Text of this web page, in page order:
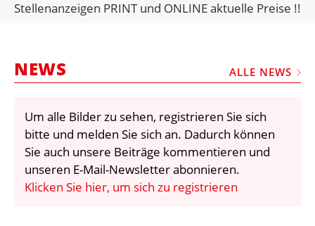
VERMIETER
VIDEOS
BIBLIOTHEK
KRAN & BÜHNE
Stellenanzeigen PRINT und ONLINE aktuelle Preise !!
NEWS ALLE NEWS
Um alle Bilder zu sehen, registrieren Sie sich
bitte und melden Sie sich an. Dadurch können
Sie auch unsere Beiträge kommentieren und
unseren E-Mail-Newsletter abonnieren.
Klicken Sie hier, um sich zu registrieren